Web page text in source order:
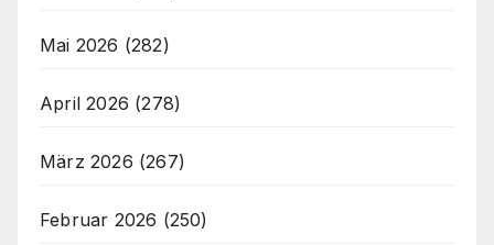
Mai 2026 (282)
April 2026 (278)
März 2026 (267)
Februar 2026 (250)